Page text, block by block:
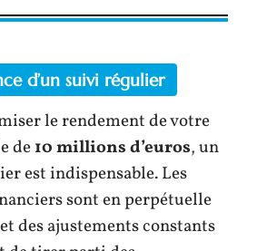
d’un suivi régulier
le rendement de votre
de10 millions d’euros, un
est indispensable. Les
sont en perpétuelle
des ajustements constants